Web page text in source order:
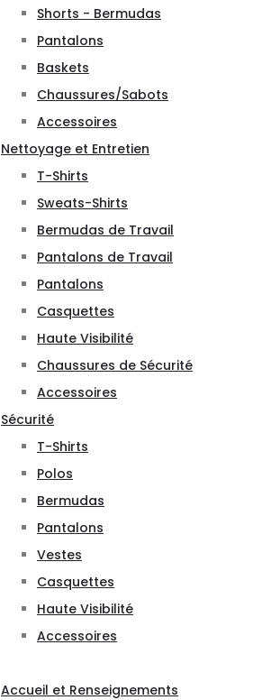
Shorts - Bermudas
Pantalons
Baskets
Chaussures/Sabots
Accessoires
Nettoyage et Entretien
T-Shirts
Sweats-Shirts
Bermudas de Travail
Pantalons de Travail
Pantalons
Casquettes
Haute Visibilité
Chaussures de Sécurité
Accessoires
Sécurité
T-Shirts
Polos
Bermudas
Pantalons
Vestes
Casquettes
Haute Visibilité
Accessoires
Accueil et Renseignements